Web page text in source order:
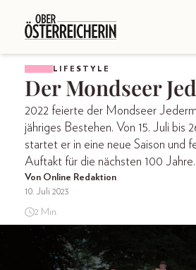
LIFESTYLE
Der Mondseer
2022 feierte der Mondseer
jähriges Bestehen. Von 15. Juli bis
startet er in eine neue Saison und
Auftakt für die nächsten 100 Jahre.
Von Online Redaktion
10. Juli 2023
2 Min.